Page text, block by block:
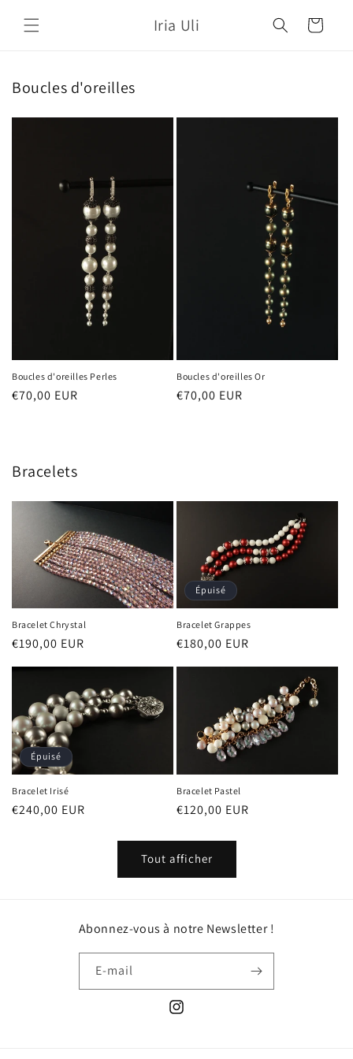
passer
au
Iria Uli Panier
Boucles d'oreilles
Boucles d'oreilles Perles
Prix
€70,00 EUR
Boucles d'oreilles Or
Prix
€70,00 EUR
Bracelets
Bracelet Chrystal
Prix
€190,00 EUR
Épuisé
Bracelet Grappes
Prix
€180,00 EUR
Épuisé
Bracelet Irisé
Prix
€240,00 EUR
Bracelet Pastel
Prix
€120,00 EUR
Tout afficher
Abonnez-vous à notre Newsletter !
E-mail
Instagram